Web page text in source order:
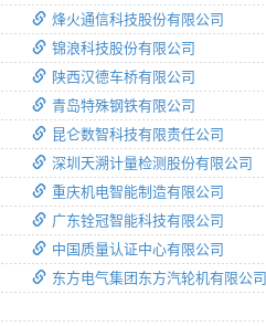
烽火通信科技股份有限公司
锦浪科技股份有限公司
陕西汉德车桥有限公司
青岛特殊钢铁有限公司
昆仑数智科技有限责任公司
深圳天溯计量检测股份有限公司
重庆机电智能制造有限公司
广东铨冠智能科技有限公司
中国质量认证中心有限公司
东方电气集团东方汽轮机有限公司